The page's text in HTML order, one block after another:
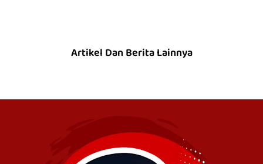
Artikel Dan Berita Lainnya